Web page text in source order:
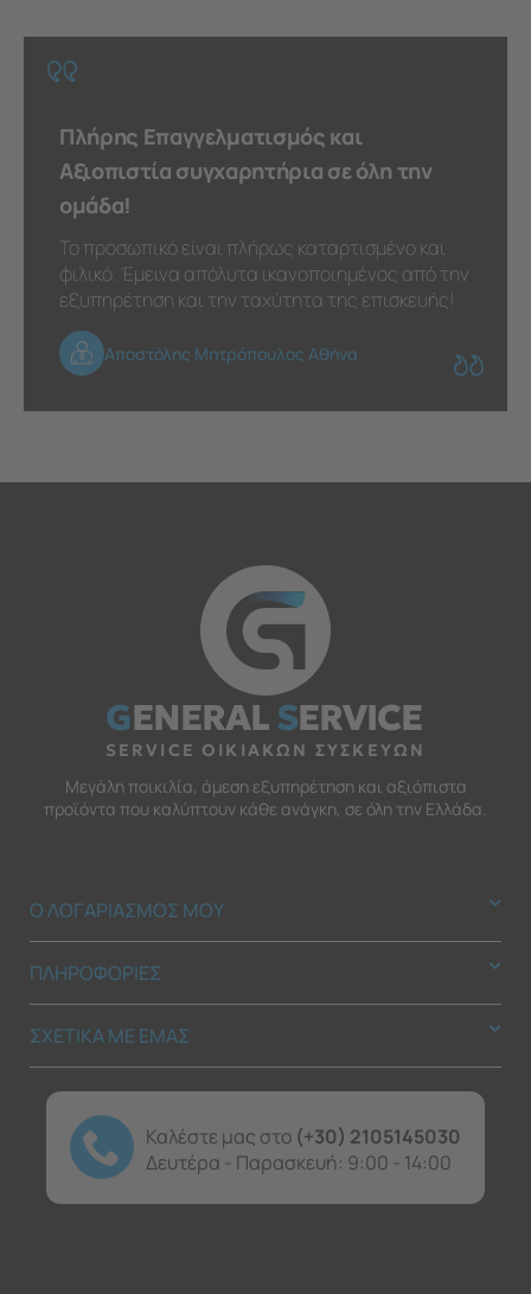
Πλήρης Επαγγελματισμός και
Αξιοπιστία συγχαρητήρια σε όλη την
ομάδα!
Το προσωπικό είναι πλήρως καταρτισμένο και
φιλικό. Έμεινα απόλυτα ικανοποιημένος από την
εξυπηρέτηση και την ταχύτητα της επισκευής!
Αποστόλης Μητρόπουλος Αθήνα
GENERALSERVICE
SERVICE ΟΙΚΙΑΚΩΝ ΣΥΣΚΕΥΩΝ
Μεγάλη ποικιλία, άμεση εξυπηρέτηση και αξιόπιστα
προϊόντα που καλύπτουν κάθε ανάγκη, σε όλη την Ελλάδα.
Ο ΛΟΓΑΡΙΑΣΜΟΣ ΜΟΥ
ΠΛΗΡΟΦΟΡΙΕΣ
ΣΧΕΤΙΚΑ ΜΕ ΕΜΑΣ
Καλέστε μας στο (+30) 2105145030
Δευτέρα - Παρασκευή: 9:00 - 14:00